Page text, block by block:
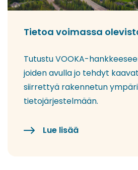
Tietoa voimassa
Tutustu VOOKA-
joiden avulla jo tehdyt
siirrettyä rakennetun
tietojärjestelmään.
Lue lisää